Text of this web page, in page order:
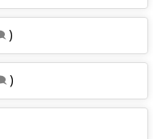
)
)